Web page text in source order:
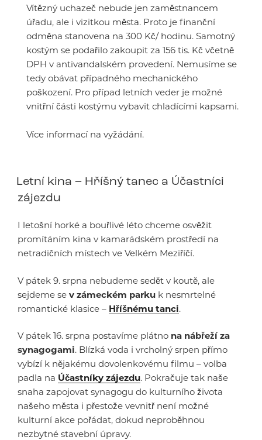
Vítězný uchazeč nebude jen zaměstnancem
úřadu, ale i vizitkou města. Proto je finanční
odměna stanovena na 300 Kč/ hodinu. Samotný
kostým se podařilo zakoupit za 156 tis. Kč včetně
DPH v antivandalském provedení. Nemusíme se
tedy obávat případného mechanického
poškození. Pro případ letních veder je možné
vnitřní části kostýmu vybavit chladícími kapsami.
Více informací na vyžádání.
Letní kina – Hříšný tanec a Účastníci
zájezdu
I letošní horké a bouřlivé léto chceme osvěžit
promítáním kina v kamarádském prostředí na
netradičních místech ve Velkém Meziříčí.
V pátek 9. srpna nebudeme sedět v koutě, ale
sejdeme se v zámeckém parku k nesmrtelné
romantické klasice – Hříšnému tanci.
V pátek 16. srpna postavíme plátno na nábřeží za
synagogami. Blízká voda i vrcholný srpen přímo
vybízí k nějakému dovolenkovému filmu – volba
padla na Účastníky zájezdu. Pokračuje tak naše
snaha zapojovat synagogu do kulturního života
našeho města i přestože vevnitř není možné
kulturní akce pořádat, dokud neproběhnou
nezbytné stavební úpravy.